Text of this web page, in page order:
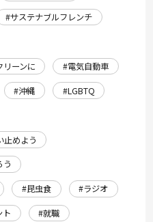
#サステナブルフレンチ
ーンに
#電気自動車
#沖縄
#LGBTQ
止めよう
う
#昆虫食
#ラジオ
ト
#就職